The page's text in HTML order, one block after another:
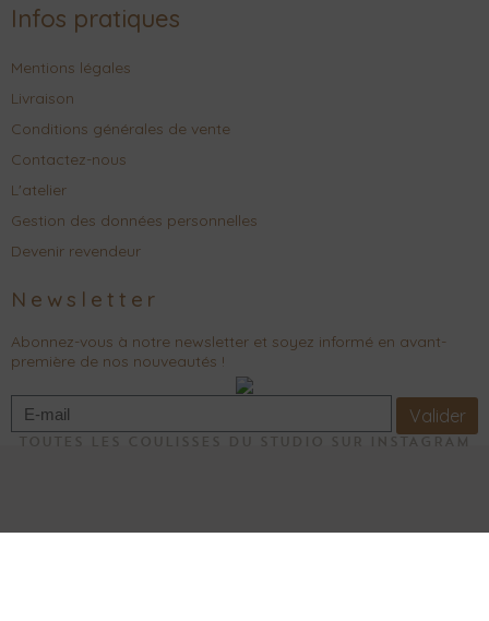
Infos pratiques
Mentions légales
Livraison
Conditions générales de vente
Contactez-nous
L'atelier
Gestion des données personnelles
Devenir revendeur
Newsletter
Abonnez-vous à notre newsletter et soyez informé en avant-
première de nos nouveautés !
Valider
TOUTES LES COULISSES DU STUDIO SUR INSTAGRAM